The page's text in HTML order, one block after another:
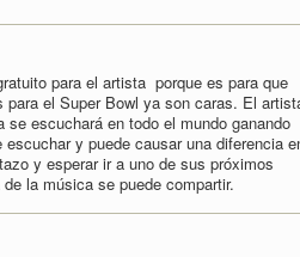
para el artista porque es para que
el Super Bowl ya son caras. El
escuchará en todo el mundo ganando
y puede causar una diferencia
y esperar ir a uno de sus próximos
la música se puede compartir.